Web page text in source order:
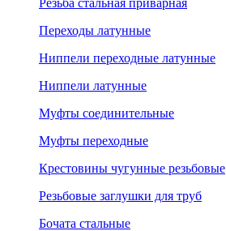
Переходы латунные
Ниппели переходные латунные
Ниппели латунные
Муфты соединительные
Муфты переходные
Крестовины чугунные резьбовые
Резьбовые заглушки для труб
Бочата стальные